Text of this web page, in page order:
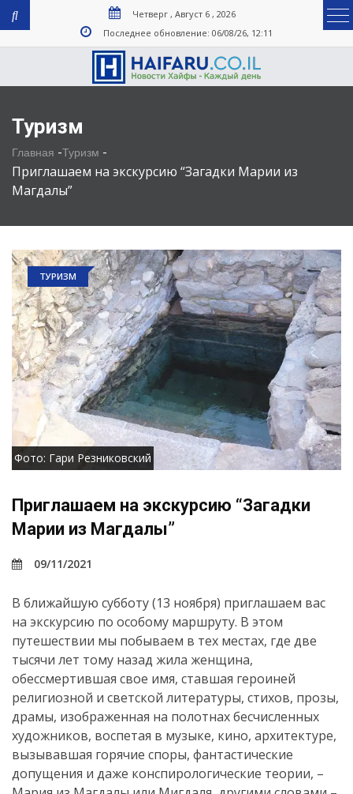
Четверг , Август 6 , 2026
Последнее обновление: 06/08/26, 12:11
Туризм
Главная -Туризм -
Приглашаем на экскурсию “Загадки Марии из
Магдалы”
ТУРИЗМ
Фото: Гари Резниковский
Приглашаем на экскурсию “Загадки
Марии из Магдалы”
09/11/2021
В ближайшую субботу (13 ноября) приглашаем вас
на экскурсию по особому маршруту. В этом
путешествии мы побываем в тех местах, где две
тысячи лет тому назад жила женщина,
обессмертившая свое имя, ставшая героиней
религиозной и светской литературы, стихов, прозы,
драмы, изображенная на полотнах бесчисленных
художников, воспетая в музыке, кино, архитектуре,
вызывавшая горячие споры, фантастические
допущения и даже конспирологические теории, –